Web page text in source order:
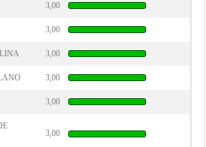
3,00
3,00
3,00
3,00
3,00
3,00